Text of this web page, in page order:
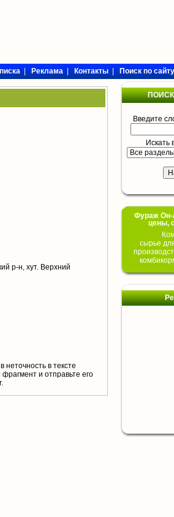
|Реклама|Контакты|Поиск по сайту
р-н, хут. Верхний
в тексте
и отправьте его
Введите
Искать
Фураж Он-
цены,
сырье